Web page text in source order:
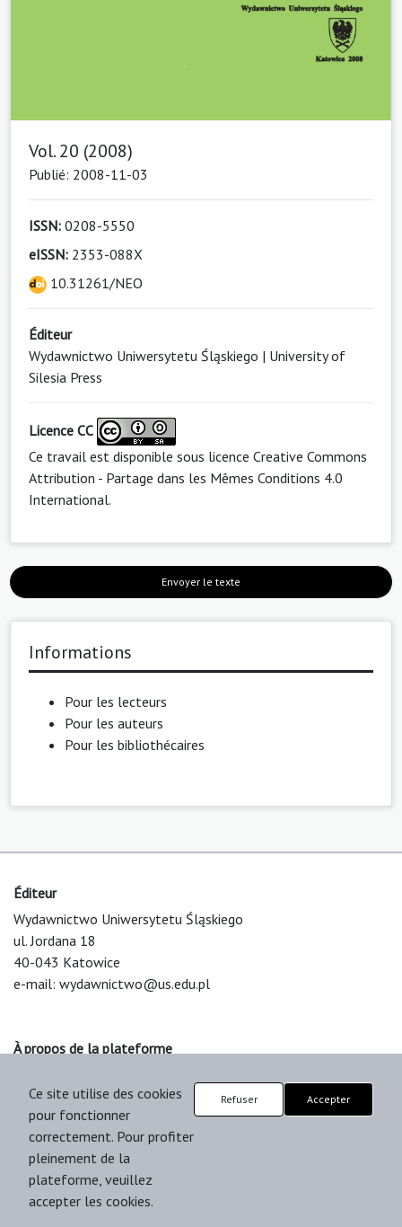
Vol. 20 (2008)
Publié: 2008-11-03
ISSN: 0208-5550
eISSN: 2353-088X
10.31261/NEO
Éditeur
Wydawnictwo Uniwersytetu Śląskiego | University of
Silesia Press
Licence CC
Ce travail est disponible sous licence Creative Commons
Attribution - Partage dans les Mêmes Conditions 4.0
International.
Envoyer le texte
Informations
Pour les lecteurs
Pour les auteurs
Pour les bibliothécaires
Éditeur
Wydawnictwo Uniwersytetu Śląskiego
ul. Jordana 18
40-043 Katowice
e-mail: wydawnictwo@us.edu.pl
À propos de la plateforme
Support & Customization by LIBCOM
Platform & Workflow by OJS/PKP
Ce site utilise des cookies
pour fonctionner
correctement. Pour profiter
pleinement de la
plateforme, veuillez
accepter les cookies.
Refuser Accepter